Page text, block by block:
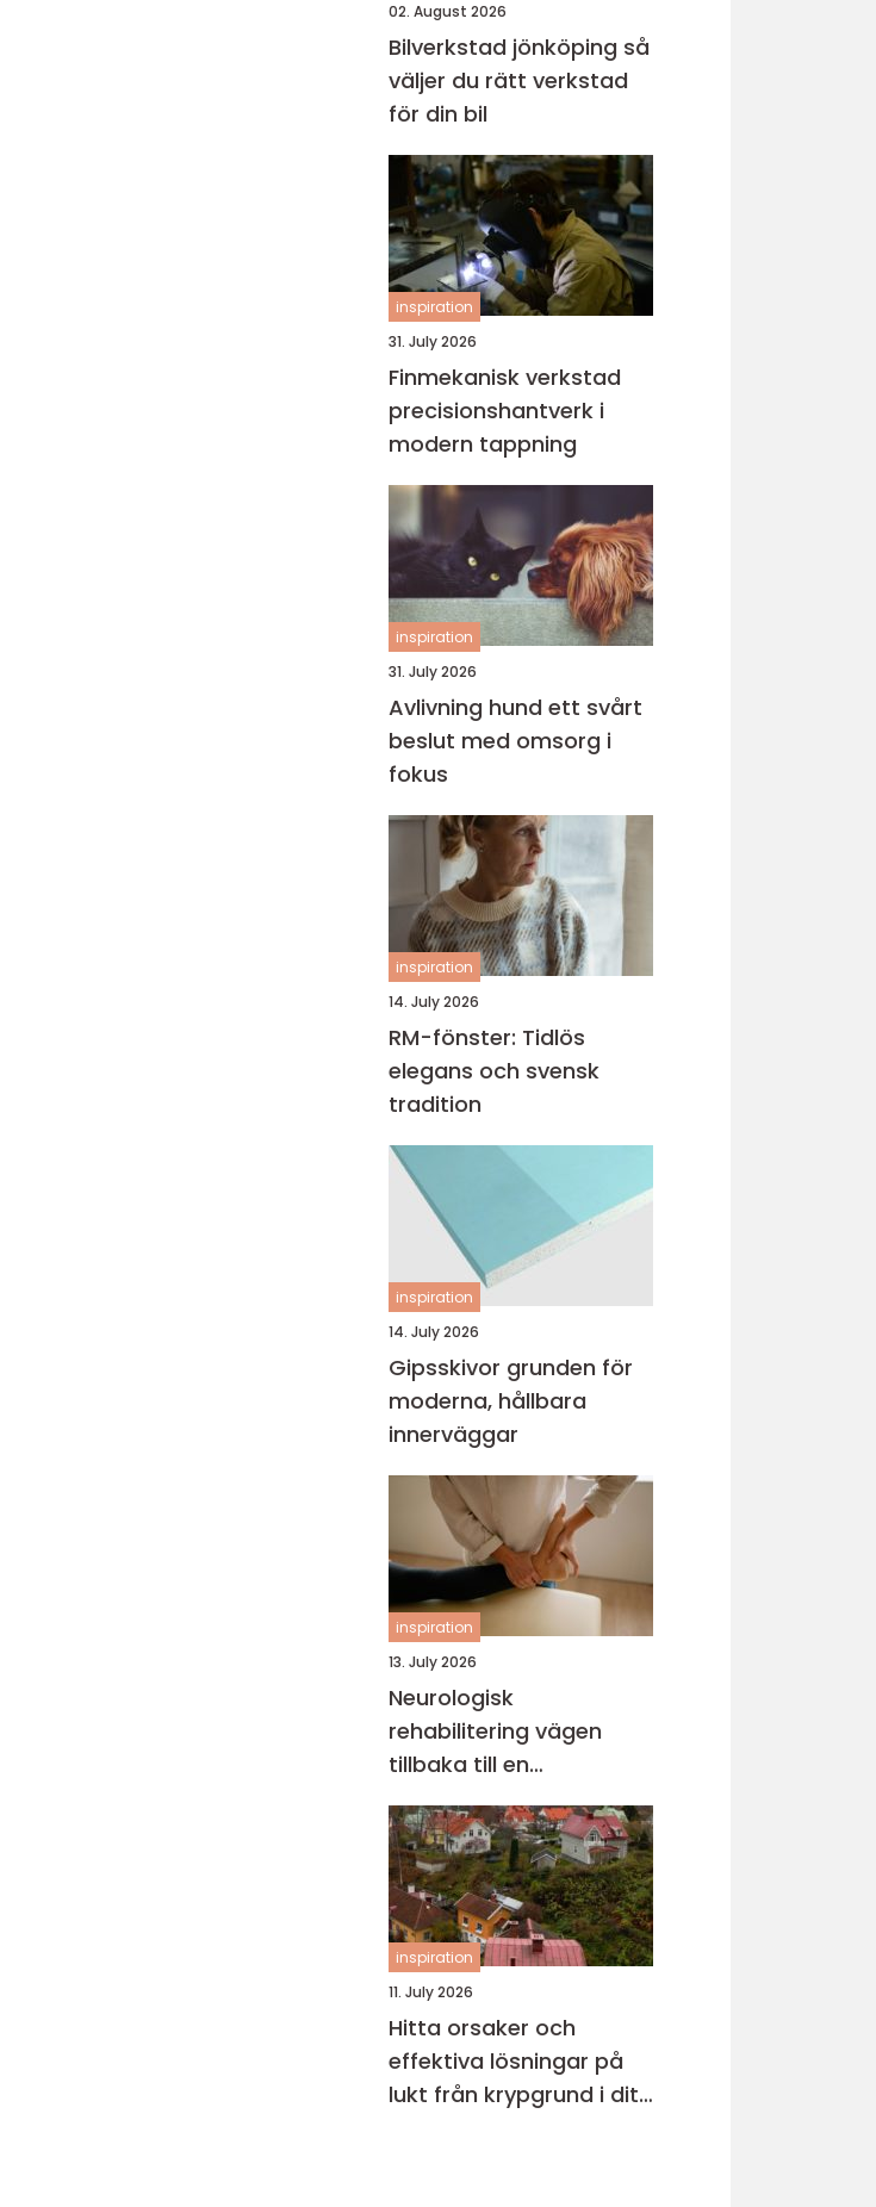
02. August 2026
Bilverkstad jönköping så
väljer du rätt verkstad
för din bil
inspiration
31. July 2026
Finmekanisk verkstad
precisionshantverk i
modern tappning
inspiration
31. July 2026
Avlivning hund ett svårt
beslut med omsorg i
fokus
inspiration
14. July 2026
RM-fönster: Tidlös
elegans och svensk
tradition
inspiration
14. July 2026
Gipsskivor grunden för
moderna, hållbara
innerväggar
inspiration
13. July 2026
Neurologisk
rehabilitering vägen
tillbaka till en
fungerande vardag
inspiration
11. July 2026
Hitta orsaker och
effektiva lösningar på
lukt från krypgrund i ditt